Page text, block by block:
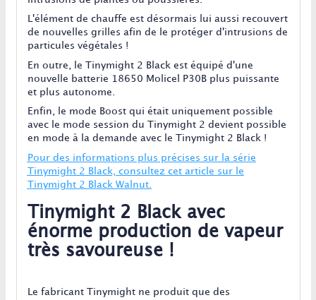
L'élément de chauffe est désormais lui aussi recouvert
de nouvelles grilles afin de le protéger d'intrusions de
particules végétales !
En outre, le Tinymight 2 Black est équipé d'une
nouvelle batterie 18650 Molicel P30B plus puissante
et plus autonome.
Enfin, le mode Boost qui était uniquement possible
avec le mode session du Tinymight 2 devient possible
en mode à la demande avec le Tinymight 2 Black !
Pour des informations plus précises sur la série
Tinymight 2 Black, consultez cet article sur le
Tinymight 2 Black Walnut.
Tinymight 2 Black avec
énorme production de vapeur
très savoureuse !
Le fabricant Tinymight ne produit que des